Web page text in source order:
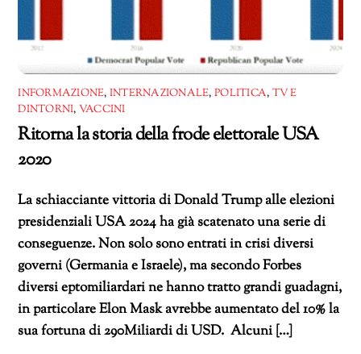
INFORMAZIONE, INTERNAZIONALE, POLITICA, TV E
DINTORNI, VACCINI
Ritorna la storia della frode elettorale USA
2020
La schiacciante vittoria di Donald Trump alle elezioni
presidenziali USA 2024 ha già scatenato una serie di
conseguenze. Non solo sono entrati in crisi diversi
governi (Germania e Israele), ma secondo Forbes
diversi eptomiliardari ne hanno tratto grandi guadagni,
in particolare Elon Mask avrebbe aumentato del 10% la
sua fortuna di 290Miliardi di USD. Alcuni […]